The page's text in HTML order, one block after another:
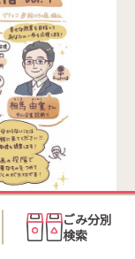
ごみ分別
検索